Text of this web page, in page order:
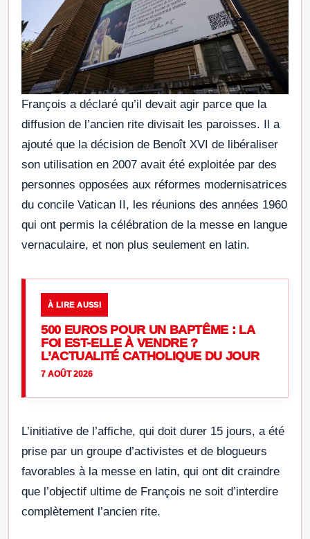
François a déclaré qu’il devait agir parce que la
diffusion de l’ancien rite divisait les paroisses. Il a
ajouté que la décision de Benoît XVI de libéraliser
son utilisation en 2007 avait été exploitée par des
personnes opposées aux réformes modernisatrices
du concile Vatican II, les réunions des années 1960
qui ont permis la célébration de la messe en langue
vernaculaire, et non plus seulement en latin.
À LIRE AUSSI
500 EUROS POUR UN BAPTÊME : LA
FOI EST-ELLE À VENDRE ?
L’ACTUALITÉ CATHOLIQUE DU JOUR
7 AOÛT 2026
L’initiative de l’affiche, qui doit durer 15 jours, a été
prise par un groupe d’activistes et de blogueurs
favorables à la messe en latin, qui ont dit craindre
que l’objectif ultime de François ne soit d’interdire
complètement l’ancien rite.